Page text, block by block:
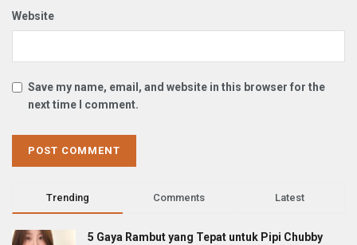
Website
Save my name, email, and website in this browser for the
next time I comment.
Trending Comments Latest
5 Gaya Rambut yang Tepat untuk Pipi Chubby